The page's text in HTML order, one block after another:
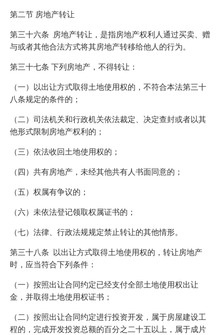
第二节 房地产转让
第三十六条 房地产转让，是指房地产权利人通过买卖、赠
与或者其他合法方式将其房地产转移给他人的行为。
第三十七条 下列房地产，不得转让：
（一）以出让方式取得土地使用权的，不符合本法第三十
八条规定的条件的；
（二）司法机关和行政机关依法裁定、决定查封或者以其
他形式限制房地产权利的；
（三）依法收回土地使用权的；
（四）共有房地产，未经其他共有人书面同意的；
（五）权属有争议的；
（六）未依法登记领取权属证书的；
（七）法律、行政法规规定禁止转让的其他情形。
第三十八条 以出让方式取得土地使用权的，转让房地产
时，应当符合下列条件：
（一）按照出让合同约定已经支付全部土地使用权出让
金，并取得土地使用权证书；
（二）按照出让合同约定进行投资开发，属于房屋建设工
程的，完成开发投资总额的百分之二十五以上，属于成片